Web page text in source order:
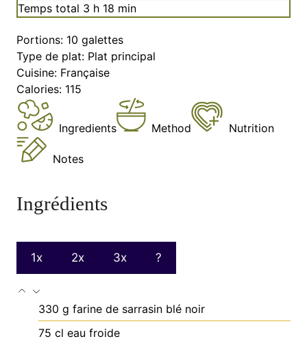
Temps total 3 heures
h 18 minutes
min
Portions: 10 galettes
Type de plat: Plat principal
Cuisine: Française
Calories: 115
Ingredients Method Nutrition
Notes
Ingrédients
1x 2x 3x ?
330 g farine de sarrasin blé noir
75 cl eau froide